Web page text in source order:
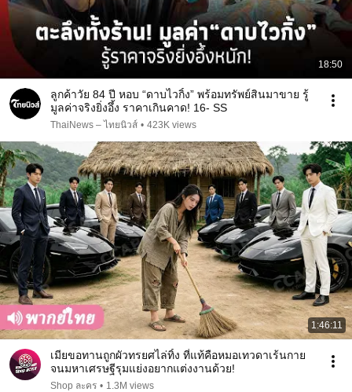
18:50
ลูกค้าวัย 84 ปี หอบ “ดาบไวกิ้ง” พร้อมทรัพย์สินมาขาย รู้
มูลค่าจริงยิ่งอึ้ง ราคาเกินคาด! 16- SS
ThaiNews – ไทยนิวส์ • 423K views
1:46:11
เมียขอทานถูกผัวทรยศไล่ทิ้ง ที่แท้คือหมอเทวดาเร้นกาย
จนมหาเศรษฐีรุมแย่งอยากแต่งงานด้วย!
Shop ละคร • 1.3M views